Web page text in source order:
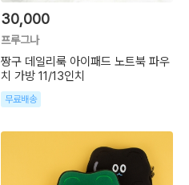
30,000
프루그나
짱구 데일리룩 아이패드 노트북 파우
치 가방 11/13인치
무료배송